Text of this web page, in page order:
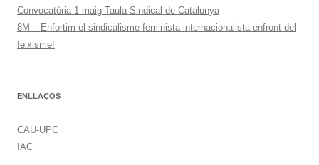
Convocatòria 1 maig Taula Sindical de Catalunya
8M – Enfortim el sindicalisme feminista internacionalista enfront del
feixisme!
ENLLAÇOS
CAU-UPC
IAC